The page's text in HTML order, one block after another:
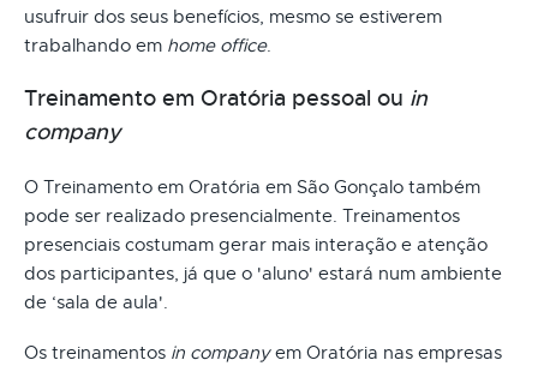
usufruir dos seus benefícios, mesmo se estiverem
trabalhando em home office.
Treinamento em Oratória pessoal ou in
company
O Treinamento em Oratória em São Gonçalo também
pode ser realizado presencialmente. Treinamentos
presenciais costumam gerar mais interação e atenção
dos participantes, já que o 'aluno' estará num ambiente
de ‘sala de aula'.
Os treinamentos in companyem Oratória nas empresas